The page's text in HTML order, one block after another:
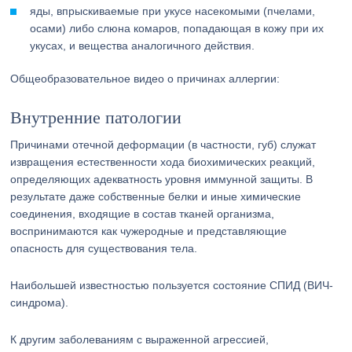
яды, впрыскиваемые при укусе насекомыми (пчелами,
осами) либо слюна комаров, попадающая в кожу при их
укусах, и вещества аналогичного действия.
Общеобразовательное видео о причинах аллергии:
Внутренние патологии
Причинами отечной деформации (в частности, губ) служат
извращения естественности хода биохимических реакций,
определяющих адекватность уровня иммунной защиты. В
результате даже собственные белки и иные химические
соединения, входящие в состав тканей организма,
воспринимаются как чужеродные и представляющие
опасность для существования тела.
Наибольшей известностью пользуется состояние СПИД (ВИЧ-
синдрома).
К другим заболеваниям с выраженной агрессией,